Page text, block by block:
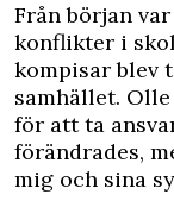
Från början
konflikter i
kompisar blev
samhället.
för att ta
förändrades,
mig och sina